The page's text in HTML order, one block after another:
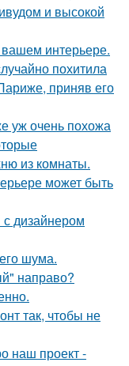
и высокой
интерьере.
похитила
приняв его
уж очень похожа
из комнаты.
может быть
дизайнером
шума.
направо?
так, чтобы не
наш проект -